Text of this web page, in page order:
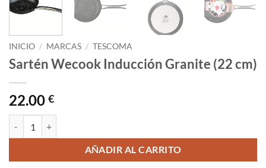
INICIO / MARCAS / TESCOMA
Sartén Wecook Inducción Granite (22 cm)
22.00 €
AÑADIR AL CARRITO